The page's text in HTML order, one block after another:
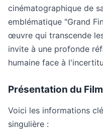
cinématographique de
emblématique "Grand
œuvre qui transcende
invite à une profonde
humaine face à
Présentation du Film
Voici les informations
singulière :